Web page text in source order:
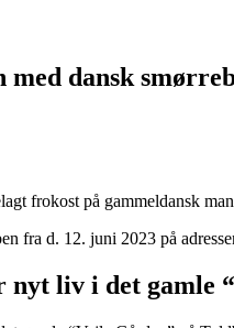
med dansk
frokost på gammeldansk
fra d. 12. juni 2023 på
liv i det gamle